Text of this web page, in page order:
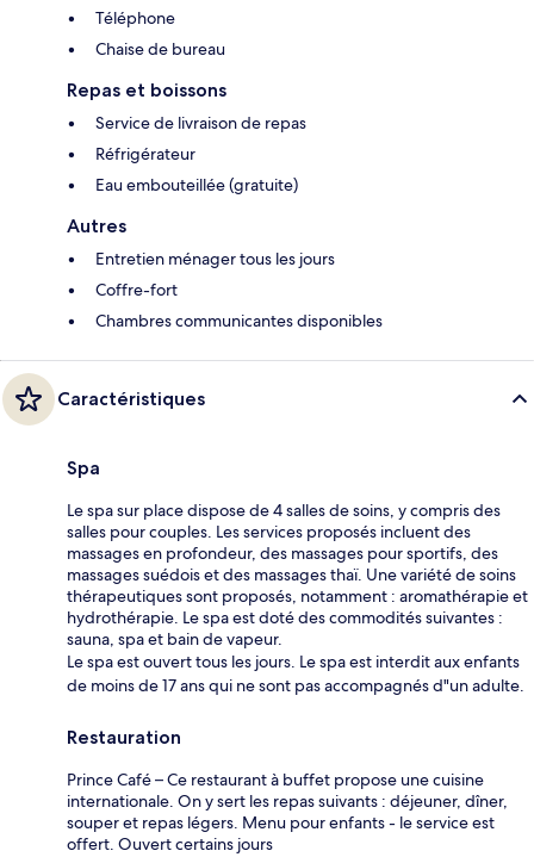
Téléphone
Chaise de bureau
Repas et boissons
Service de livraison de repas
Réfrigérateur
Eau embouteillée (gratuite)
Autres
Entretien ménager tous les jours
Coffre-fort
Chambres communicantes disponibles
Caractéristiques
Spa
Le spa sur place dispose de 4 salles de soins, y compris des
salles pour couples. Les services proposés incluent des
massages en profondeur, des massages pour sportifs, des
massages suédois et des massages thaï. Une variété de soins
thérapeutiques sont proposés, notamment : aromathérapie et
hydrothérapie. Le spa est doté des commodités suivantes :
sauna, spa et bain de vapeur.
Le spa est ouvert tous les jours. Le spa est interdit aux enfants
de moins de 17 ans qui ne sont pas accompagnés d"un adulte.
Restauration
Prince Café – Ce restaurant à buffet propose une cuisine
internationale. On y sert les repas suivants : déjeuner, dîner,
souper et repas légers. Menu pour enfants - le service est
offert. Ouvert certains jours